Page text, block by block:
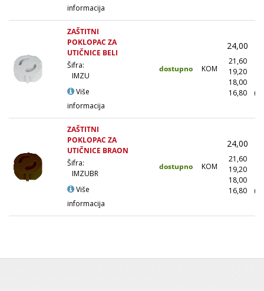
informacija
ZAŠTITNI
POKLOPAC ZA
UTIČNICE BELI
Šifra:
IMZU
Više
informacija
dostupno KOM
24,00
21,60
19,20
18,00
16,80
ZAŠTITNI
POKLOPAC ZA
UTIČNICE BRAON
Šifra:
IMZUBR
Više
informacija
dostupno KOM
24,00
21,60
19,20
18,00
16,80